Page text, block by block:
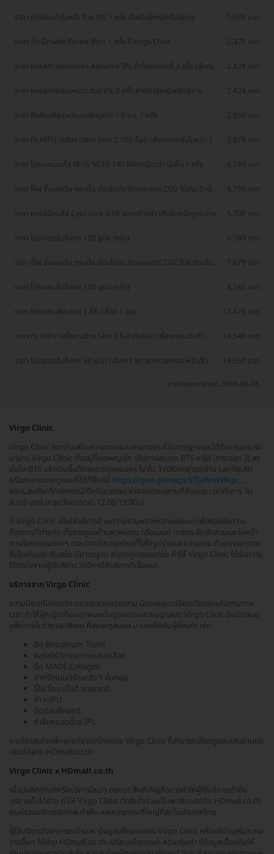
ราคา กำจัดขนทั่วใบหน้า ด้วย IPL 1 ครั้ง สำหรับผู้หญิงหรือผู้ชาย 1,939 บาท
ราคา ฉีด Growth Factor ใต้ตา 1 ครั้ง ที่ Virgo Clinic 2,375 บาท
ราคา คอร์สทำ Novamax Advance IPL กำจัดขนรักแร้ 3 ครั้ง (ผู้หญิง
2,424 บาท
ราคา คอร์สกำจัดขนหนวด ด้วย IPL 3 ครั้ง สำหรับผู้หญิงหรือผู้ชาย 2,424 บาท
ราคา ฉีดก้อนคีลอยด์ขนาดใหญ่กว่า 1.5 ซม. 1 ครั้ง 2,850 บาท
ราคา ทำ HIFU เครื่อง Ultra Skin 2 100 ช็อต เพื่อยกกระชับใบหน้า 1
3,879 บาท
ราคา โปรแกรมเมโส REVS NCFS 140 ให้ผิวหน้าดูฉ่ำ นุ่มขึ้น 1 ครั้ง 4,749 บาท
ราคา จี้ไฝ ขี้แมลงวัน กระเนื้อ ต่อมไขมัน ด้วยเลเซอร์ CO2 ไม่เกิน 5 เม็ด
4,799 บาท
ราคา คอร์สฉีดเมโส Cyto care 3 ซีซี ลดจุดด่างดำ ปรับผิวหน้าดูกระจ่างใส 5,700 บาท
ราคา โปรแกรมโบท็อกซ์ 100 ยูนิต (หน้า) 6,789 บาท
ราคา จี้ไฝ ขี้แมลงวัน กระเนื้อ ต่อมไขมัน ด้วยเลเซอร์ CO2 ไม่จำกัดเม็ด
7,679 บาท
ราคา โปรแกรมโบท็อกซ์ 100 ยูนิต (หน้า) 8,245 บาท
ราคา โปรแกรมฟิลเลอร์ 1 ซีซี (เลือก 1 จุด) 12,479 บาท
ราคา ทำ HIFU เครื่อง Ultra Skin 2 ไม่จำกัดช็อต เพื่อยกกระชับทั่ว
14,549 บาท
ราคา โปรแกรมโบท็อกซ์ 50 ยูนิต (เลือก 1 จุด ลดกราม/กรอบหน้า/ริ้ว
14,550 บาท
ราคาอัพเดตล่าสุด 2569-08-08
Virgo Clinic
Virgo Clinic สถาบันเสริมความงามแบบครบวงจร ที่มีมาตรฐานและได้รับการยอมรับ
มานาน Virgo Clinic ตั้งอยู่ที่เขตพญาไท เดินทางสะดวก BTS อารีย์ (ทางออก 3) ลง
บันได BTS แล้วเดินขึ้นตึกสหกรณ์พระนคร ไปชั้น 3 คลินิกอยู่ตรงข้าม Lavilla Ari
หรือสามารถกดดูแผนที่ได้ที่ลิ้งค์นี้ https://goo.gl/maps/ETjaWnWNgx...
จอดLavilla/ตึกสหกรณ์/ตึกปิยะวรรณ ค่าจอดตามสถานที่กำหนด เวลาทำการ วัน
จันทร์-เสาร์ (หยุดวันอาทิตย์) 12.00-19.00 น.
ที่ Virgo Clinic เปิดให้บริการด้านความงามหลากหลายประเภทเพื่อรองรับความ
ต้องการที่ต่างกัน ทั้งการดูแลด้านผิวพรรณ ทรีตเมนต์ การกระชับสัดส่วนและใบหน้า
การศัลยกรรมต่างๆ ตอบโจทย์สาวยุคใหม่ที่ใส่ใจรูปร่างและความงาม ด้วยบรรยากาศ
ที่เป็นกันเอง ทันสมัย มีมาตรฐาน สะอาดถูกสุขอนามัย ทำให้ Virgo Clinic ได้รับความ
ไว้วางใจจากผู้ใช้บริการ ว่ามีการให้บริการดีเรื่อยมา
บริการจาก Virgo Clinic
ความนิยมที่มีต่อบริการความสวยความงาม มักจะหมุนเปลี่ยนเวียนผ่านไปตามกาล
เวลา ทำให้ผู้หญิงเกือบทุกคนหมั่นดูแลความสวยอยู่ตลอด Virgo Clinic จึงนำเสนอ
แพ็กเกจในราคาสุดพิเศษ ที่สมเหตุสมผล มามอบให้กับผู้ที่สนใจ เช่น
ฉีด Botulinum Toxin
คอร์สให้วิตามินทางหลอดเลือด
ฉีด MADE Collagen
ทำทรีตเมนต์รักษาสิว 5 ขั้นตอน
จี้ไฝ จี้กระเนื้อด้วยเลเซอร์
ทำ HIFU
ฉีดก้อนคีลอยด์
กำจัดหนวดด้วย IPL
หากใครสนใจแพ็กเกจประเภทไหนของ Virgo Clinic ก็สามารถเลือกดูและสอบถามแอ
ดมินได้ผ่าน HDmall.co.th
Virgo Clinic x HDmall.co.th
เมื่อมีผลิตภัณฑ์หรือบริการใหม่ๆ ออกมา สิ่งสำคัญคือการทำให้ผู้ใช้บริการเข้าถึง
บริการนั้นได้ง่าย ทำให้ Virgo Clinic ตัดสินใจร่วมเป็นพาร์ทเนอร์กับ HDmall.co.th
ศูนย์รวมบริการสุขภาพ ทำฟัน และความงามที่ใหญ่ที่สุดในประเทศไทย
ผู้ใช้บริการจึงสามารถเข้ามาหาข้อมูลแพ็กเกจของ Virgo Clinic หรือคลินิกเสริมความ
งามอื่นๆ ได้ผ่าน HDmall.co.th เปรียบเทียบราคา ความคุ้มค่า มีข้อมูลเบื้องต้นให้